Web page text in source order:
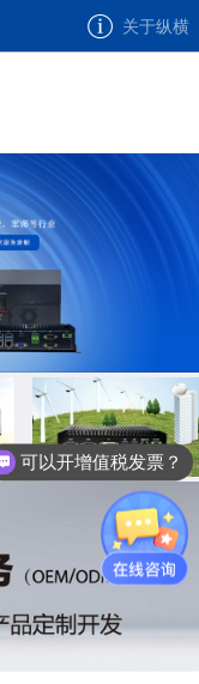
关于纵横
可以开增值税发票？